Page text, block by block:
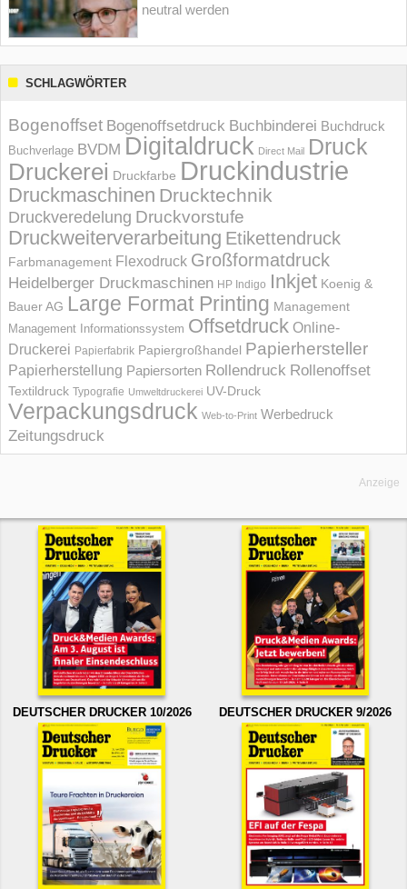
neutral werden
SCHLAGWÖRTER
Bogenoffset Bogenoffsetdruck Buchbinderei Buchdruck
Buchverlage BVDM Digitaldruck Direct Mail Druck
Druckerei Druckfarbe Druckindustrie
Druckmaschinen Drucktechnik
Druckveredelung Druckvorstufe
Druckweiterverarbeitung Etikettendruck
Farbmanagement Flexodruck Großformatdruck
Heidelberger Druckmaschinen HP Indigo Inkjet Koenig &
Bauer AG Large Format Printing Management
Management Informations­system Offsetdruck Online-
Druckerei Papierfabrik Papiergroßhandel Papierhersteller
Papierherstellung Papiersorten Rollendruck Rollenoffset
Textildruck Typografie Umweltdruckerei UV-Druck
Verpackungsdruck Web-to-Print Werbedruck
Zeitungsdruck
Anzeige
DEUTSCHER DRUCKER 10/2026 DEUTSCHER DRUCKER 9/2026